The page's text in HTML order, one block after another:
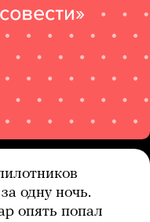
одну ночь.
опять попал